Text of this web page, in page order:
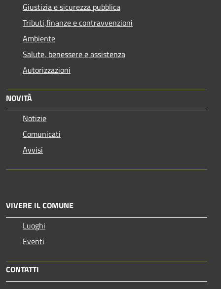
Giustizia e sicurezza pubblica
Tributi,finanze e contravvenzioni
Ambiente
Salute, benessere e assistenza
Autorizzazioni
NOVITÀ
Notizie
Comunicati
Avvisi
VIVERE IL COMUNE
Luoghi
Eventi
CONTATTI